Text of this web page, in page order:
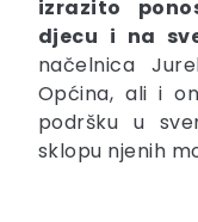
izrazito
djecu i na
načelnica
Općina, ali i
podršku u
sklopu njenih